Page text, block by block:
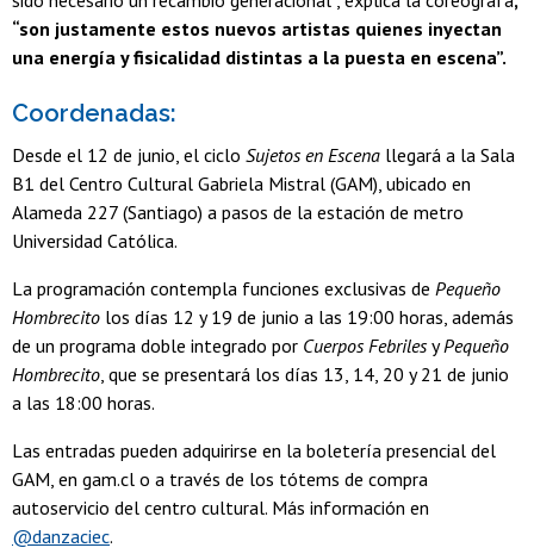
“son justamente estos nuevos artistas quienes inyectan
una energía y fisicalidad distintas a la puesta en escena”.
Coordenadas:
Desde el 12 de junio, el ciclo Sujetos en Escena llegará a la Sala
B1 del Centro Cultural Gabriela Mistral (GAM), ubicado en
Alameda 227 (Santiago) a pasos de la estación de metro
Universidad Católica.
La programación contempla funciones exclusivas de Pequeño
Hombrecito los días 12 y 19 de junio a las 19:00 horas, además
de un programa doble integrado por Cuerpos FebrilesyPequeño
Hombrecito, que se presentará los días 13, 14, 20 y 21 de junio
a las 18:00 horas.
Las entradas pueden adquirirse en la boletería presencial del
GAM, en gam.cl o a través de los tótems de compra
autoservicio del centro cultural. Más información en
@danzaciec.